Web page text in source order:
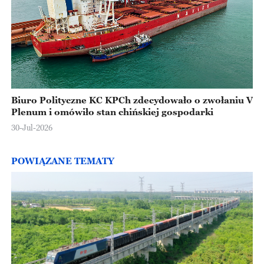
Biuro Polityczne KC KPCh zdecydowało o zwołaniu V
Plenum i omówiło stan chińskiej gospodarki
30-Jul-2026
POWIĄZANE TEMATY